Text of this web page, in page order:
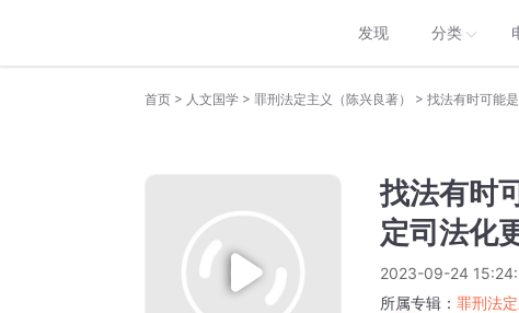
发现 分类
首页 > 人文国学 > 罪刑法定主义（陈兴良著） > 找法有时可能
找法有时
定司法化
2023-09-24
所属专辑： 罪刑法定